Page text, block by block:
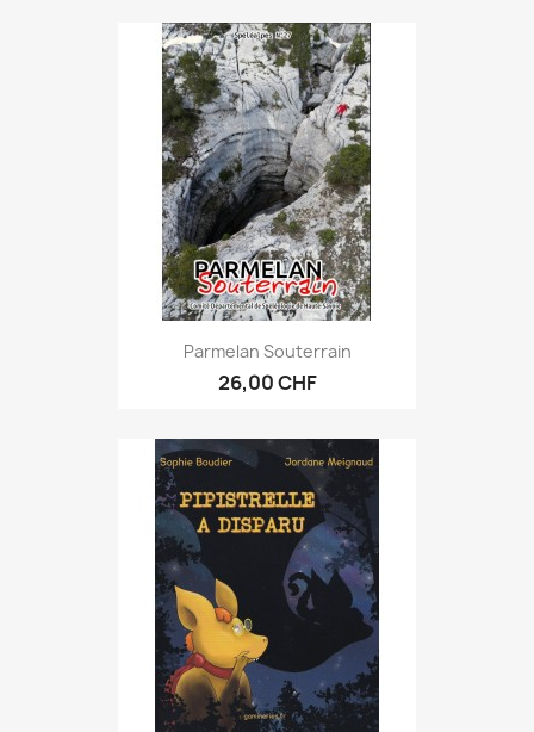
Parmelan Souterrain
26,00 CHF